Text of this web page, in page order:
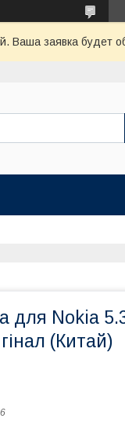
Ваша заявка будет
для Nokia
(Китай)